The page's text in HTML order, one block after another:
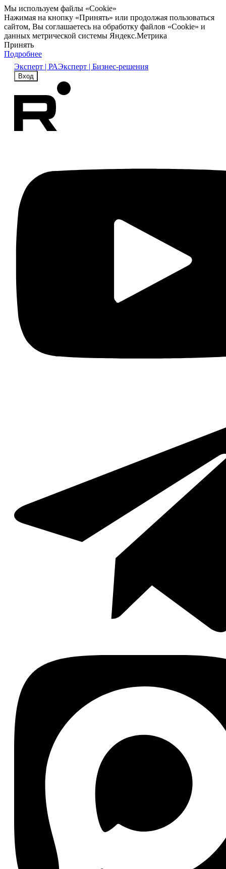
Мы используем файлы «Cookie»
Нажимая на кнопку «Принять» или продолжая пользоваться
сайтом, Вы соглашаетесь на обработку файлов «Cookie» и
данных метрической системы Яндекс.Метрика
Принять
Подробнее
Эксперт | РАЭксперт | Бизнес-решения
Вход